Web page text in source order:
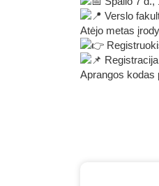
Verslo
Atėjo metas
Aprangos kodas